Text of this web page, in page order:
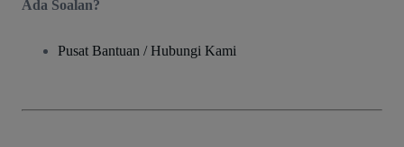
Ada Soalan?
Pusat Bantuan / Hubungi Kami